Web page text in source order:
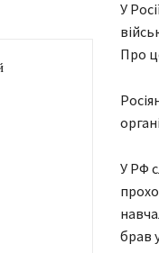
У
Про
У РФ
брав